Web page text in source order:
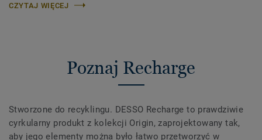
CZYTAJ WIĘCEJ
Poznaj Recharge
Stworzone do recyklingu. DESSO Recharge to prawdziwie
cyrkularny produkt z kolekcji Origin, zaprojektowany tak,
aby jego elementy można było łatwo przetworzyć w